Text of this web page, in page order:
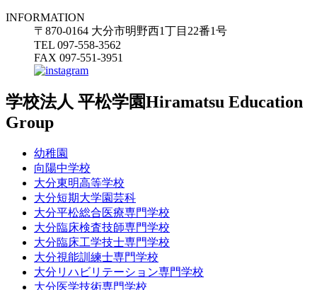
INFORMATION
〒870-0164 大分市明野西1丁目22番1号
TEL 097-558-3562
FAX 097-551-3951
学校法人 平松学園Hiramatsu Education
Group
幼稚園
向陽中学校
大分東明高等学校
大分短期大学園芸科
大分平松総合医療専門学校
大分臨床検査技師専門学校
大分臨床工学技士専門学校
大分視能訓練士専門学校
大分リハビリテーション専門学校
大分医学技術専門学校